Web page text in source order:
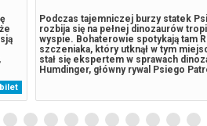
Podczas tajemniczej burzy statek
rozbija się na pełnej dinozaurów
wyspie. Bohaterowie spotykają tam
szczeniaka, który utknął w tym
stał się ekspertem w sprawach
Humdinger, główny rywal Psiego
lekkomyślnie eksploatować zasoby
wyspy, doprowadza do wybuchu
uśpionego od lat wulkanu. Psi